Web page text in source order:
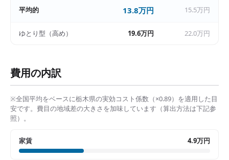
平均的 13.8万円 15.5万円
ゆとり型（高め） 19.6万円 22.0万円
費用の内訳
※全国平均をベースに栃木県の実効コスト係数（×0.89）を適用した目
安です。費目の地域差の大きさを加味しています（算出方法は下記参
照）。
家賃 4.9万円